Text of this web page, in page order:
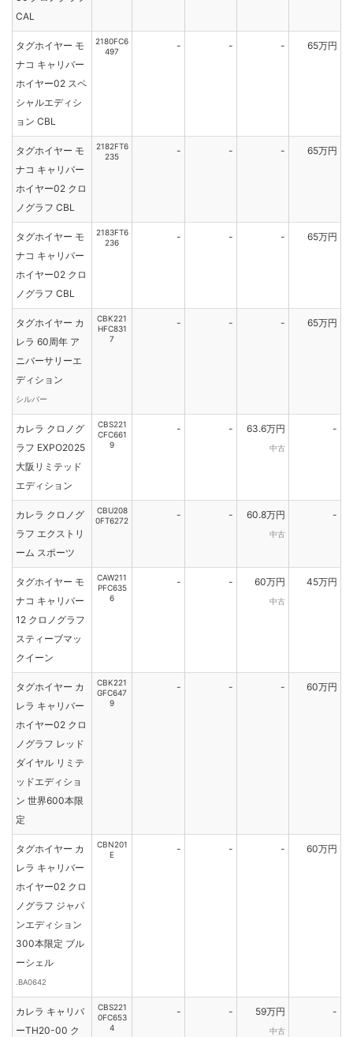
CAL
タグホイヤー モ
ナコ キャリバー
ホイヤー02 スペ
シャルエディシ
ョン CBL
2180FC6
497
- - - 65万円
タグホイヤー モ
ナコ キャリバー
ホイヤー02 クロ
ノグラフ CBL
2182FT6
235
- - - 65万円
タグホイヤー モ
ナコ キャリバー
ホイヤー02 クロ
ノグラフ CBL
2183FT6
236
- - - 65万円
タグホイヤー カ
レラ 60周年 ア
ニバーサリーエ
ディション
シルバー
CBK221
HFC831
7
- - - 65万円
カレラ クロノグ
ラフ EXPO2025
大阪リミテッド
エディション
CBS221
CFC661
9
- - 63.6万円
中古
-
カレラ クロノグ
ラフ エクストリ
ーム スポーツ
CBU208
0FT6272
- - 60.8万円
中古
-
タグホイヤー モ
ナコ キャリバー
12 クロノグラフ
スティーブマッ
クイーン
CAW211
PFC635
6
- - 60万円
中古
45万円
タグホイヤー カ
レラ キャリバー
ホイヤー02 クロ
ノグラフ レッド
ダイヤル リミテ
ッドエディショ
ン 世界600本限
定
CBK221
GFC647
9
- - - 60万円
タグホイヤー カ
レラ キャリバー
ホイヤー02 クロ
ノグラフ ジャパ
ンエディション
300本限定 ブル
ーシェル
.BA0642
CBN201
E
- - - 60万円
カレラ キャリバ
ーTH20-00 ク
CBS221
0FC653
4
- - 59万円
中古
-